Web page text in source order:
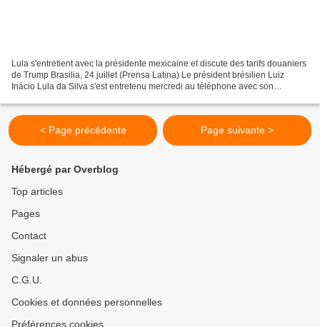
Lula s'entretient avec la présidente mexicaine et discute des tarifs douaniers
de Trump Brasilia, 24 juillet (Prensa Latina) Le président brésilien Luiz
Inácio Lula da Silva s'est entretenu mercredi au téléphone avec son
< Page précédente Page suivante >
Hébergé par Overblog
Top articles
Pages
Contact
Signaler un abus
C.G.U.
Cookies et données personnelles
Préférences cookies